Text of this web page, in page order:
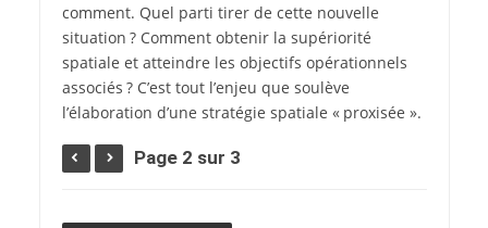
comment. Quel parti tirer de cette nouvelle
situation ? Comment obtenir la supériorité
spatiale et atteindre les objectifs opérationnels
associés ? C’est tout l’enjeu que soulève
l’élaboration d’une stratégie spatiale « proxisée ».
Page 2 sur 3